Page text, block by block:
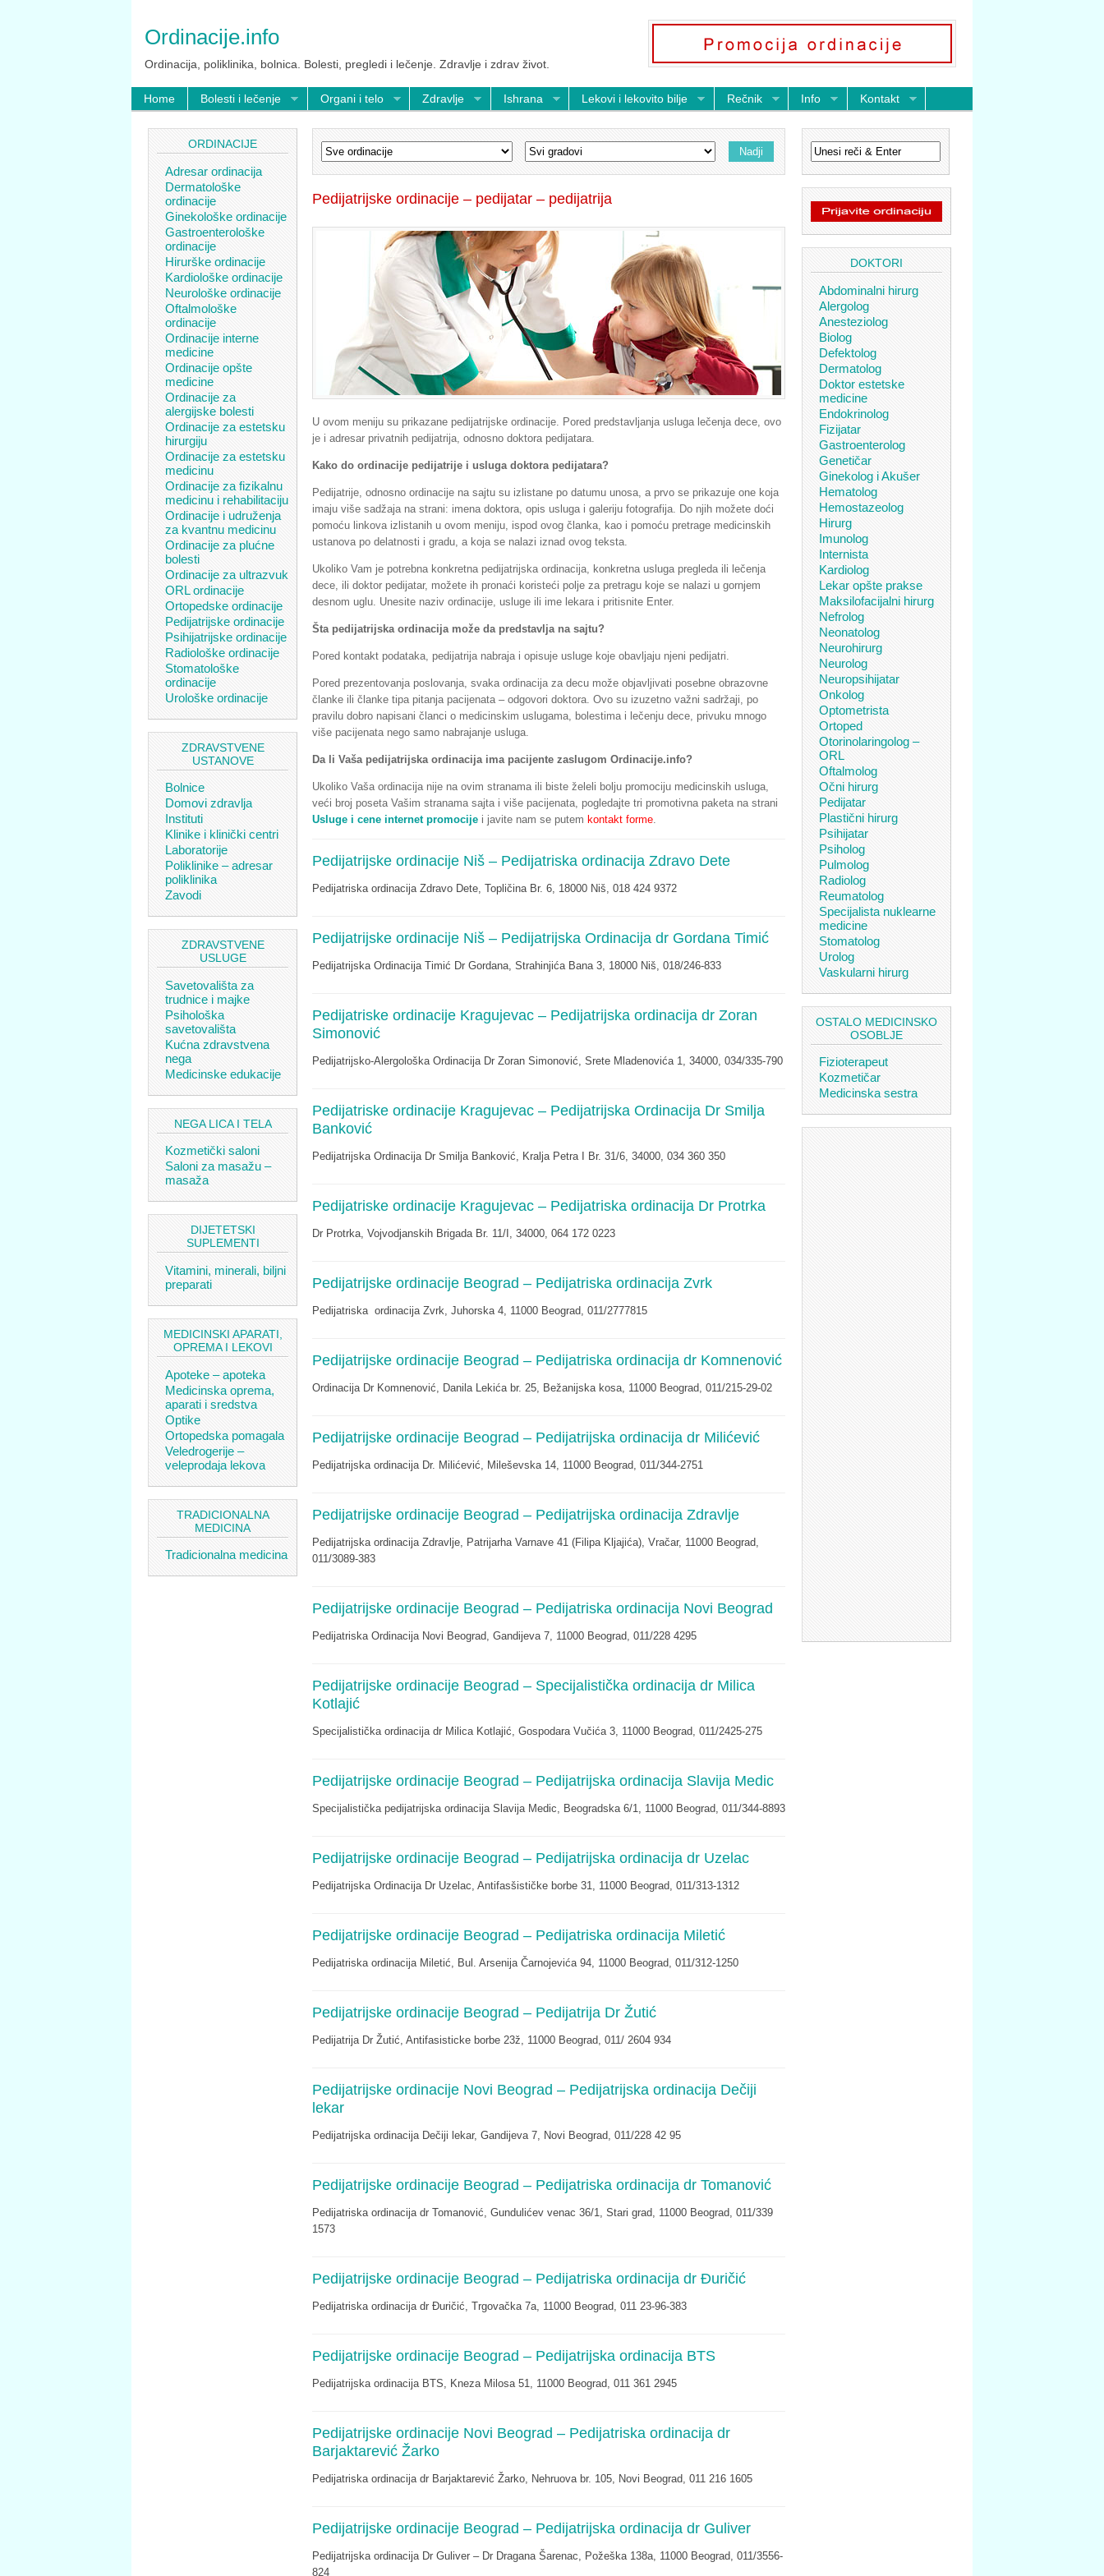
Ordinacije.info
Ordinacija, poliklinika, bolnica. Bolesti, pregledi i lečenje. Zdravlje i zdrav život.
Home Bolesti i lečenje Organi i telo Zdravlje Ishrana Lekovi i lekovito bilje Rečnik Info Kontakt
ORDINACIJE
Adresar ordinacija
Dermatološke
ordinacije
Ginekološke ordinacije
Gastroenterološke
ordinacije
Hirurške ordinacije
Kardiološke ordinacije
Neurološke ordinacije
Oftalmološke
ordinacije
Ordinacije interne
medicine
Ordinacije opšte
medicine
Ordinacije za
alergijske bolesti
Ordinacije za estetsku
hirurgiju
Ordinacije za estetsku
medicinu
Ordinacije za fizikalnu
medicinu i rehabilitaciju
Ordinacije i udruženja
za kvantnu medicinu
Ordinacije za plućne
bolesti
Ordinacije za ultrazvuk
ORL ordinacije
Ortopedske ordinacije
Pedijatrijske ordinacije
Psihijatrijske ordinacije
Radiološke ordinacije
Stomatološke
ordinacije
Urološke ordinacije
ZDRAVSTVENE
USTANOVE
Bolnice
Domovi zdravlja
Instituti
Klinike i klinički centri
Laboratorije
Poliklinike – adresar
poliklinika
Zavodi
ZDRAVSTVENE
USLUGE
Savetovališta za
trudnice i majke
Psihološka
savetovališta
Kućna zdravstvena
nega
Medicinske edukacije
NEGA LICA I TELA
Kozmetički saloni
Saloni za masažu –
masaža
DIJETETSKI
SUPLEMENTI
Vitamini, minerali, biljni
preparati
MEDICINSKI APARATI,
OPREMA I LEKOVI
Apoteke – apoteka
Medicinska oprema,
aparati i sredstva
Optike
Ortopedska pomagala
Veledrogerije –
veleprodaja lekova
TRADICIONALNA
MEDICINA
Tradicionalna medicina
Pedijatrijske ordinacije – pedijatar – pedijatrija
U ovom meniju su prikazane pedijatrijske ordinacije. Pored predstavljanja usluga lečenja dece, ovo
je i adresar privatnih pedijatrija, odnosno doktora pedijatara.
Kako do ordinacije pedijatrije i usluga doktora pedijatara?
Pedijatrije, odnosno ordinacije na sajtu su izlistane po datumu unosa, a prvo se prikazuje one koja
imaju više sadžaja na strani: imena doktora, opis usluga i galeriju fotografija. Do njih možete doći
pomoću linkova izlistanih u ovom meniju, ispod ovog članka, kao i pomoću pretrage medicinskih
ustanova po delatnosti i gradu, a koja se nalazi iznad ovog teksta.
Ukoliko Vam je potrebna konkretna pedijatrijska ordinacija, konkretna usluga pregleda ili lečenja
dece, ili doktor pedijatar, možete ih pronaći koristeći polje za pretragu koje se nalazi u gornjem
desnom uglu. Unesite naziv ordinacije, usluge ili ime lekara i pritisnite Enter.
Šta pedijatrijska ordinacija može da predstavlja na sajtu?
Pored kontakt podataka, pedijatrija nabraja i opisuje usluge koje obavljaju njeni pedijatri.
Pored prezentovanja poslovanja, svaka ordinacija za decu može objavljivati posebne obrazovne
članke ili članke tipa pitanja pacijenata – odgovori doktora. Ovo su izuzetno važni sadržaji, po
pravilu dobro napisani članci o medicinskim uslugama, bolestima i lečenju dece, privuku mnogo
više pacijenata nego samo nabrajanje usluga.
Da li Vaša pedijatrijska ordinacija ima pacijente zaslugom Ordinacije.info?
Ukoliko Vaša ordinacija nije na ovim stranama ili biste želeli bolju promociju medicinskih usluga,
veći broj poseta Vašim stranama sajta i više pacijenata, pogledajte tri promotivna paketa na strani
Usluge i cene internet promocije i javite nam se putem kontakt forme.
Pedijatrijske ordinacije Niš – Pedijatriska ordinacija Zdravo Dete
Pedijatriska ordinacija Zdravo Dete, Topličina Br. 6, 18000 Niš, 018 424 9372
Pedijatrijske ordinacije Niš – Pedijatrijska Ordinacija dr Gordana Timić
Pedijatrijska Ordinacija Timić Dr Gordana, Strahinjića Bana 3, 18000 Niš, 018/246-833
Pedijatriske ordinacije Kragujevac – Pedijatrijska ordinacija dr Zoran
Simonović
Pedijatrijsko-Alergološka Ordinacija Dr Zoran Simonović, Srete Mladenovića 1, 34000, 034/335-790
Pedijatriske ordinacije Kragujevac – Pedijatrijska Ordinacija Dr Smilja
Banković
Pedijatrijska Ordinacija Dr Smilja Banković, Kralja Petra I Br. 31/6, 34000, 034 360 350
Pedijatriske ordinacije Kragujevac – Pedijatriska ordinacija Dr Protrka
Dr Protrka, Vojvodjanskih Brigada Br. 11/I, 34000, 064 172 0223
Pedijatrijske ordinacije Beograd – Pedijatriska ordinacija Zvrk
Pedijatriska ordinacija Zvrk, Juhorska 4, 11000 Beograd, 011/2777815
Pedijatrijske ordinacije Beograd – Pedijatriska ordinacija dr Komnenović
Ordinacija Dr Komnenović, Danila Lekića br. 25, Bežanijska kosa, 11000 Beograd, 011/215-29-02
Pedijatrijske ordinacije Beograd – Pedijatrijska ordinacija dr Milićević
Pedijatrijska ordinacija Dr. Milićević, Mileševska 14, 11000 Beograd, 011/344-2751
Pedijatrijske ordinacije Beograd – Pedijatrijska ordinacija Zdravlje
Pedijatrijska ordinacija Zdravlje, Patrijarha Varnave 41 (Filipa Kljajića), Vračar, 11000 Beograd,
011/3089-383
Pedijatrijske ordinacije Beograd – Pedijatriska ordinacija Novi Beograd
Pedijatriska Ordinacija Novi Beograd, Gandijeva 7, 11000 Beograd, 011/228 4295
Pedijatrijske ordinacije Beograd – Specijalistička ordinacija dr Milica
Kotlajić
Specijalistička ordinacija dr Milica Kotlajić, Gospodara Vučića 3, 11000 Beograd, 011/2425-275
Pedijatrijske ordinacije Beograd – Pedijatrijska ordinacija Slavija Medic
Specijalistička pedijatrijska ordinacija Slavija Medic, Beogradska 6/1, 11000 Beograd, 011/344-8893
Pedijatrijske ordinacije Beograd – Pedijatrijska ordinacija dr Uzelac
Pedijatrijska Ordinacija Dr Uzelac, Antifasšističke borbe 31, 11000 Beograd, 011/313-1312
Pedijatrijske ordinacije Beograd – Pedijatriska ordinacija Miletić
Pedijatriska ordinacija Miletić, Bul. Arsenija Čarnojevića 94, 11000 Beograd, 011/312-1250
Pedijatrijske ordinacije Beograd – Pedijatrija Dr Žutić
Pedijatrija Dr Žutić, Antifasisticke borbe 23ž, 11000 Beograd, 011/ 2604 934
Pedijatrijske ordinacije Novi Beograd – Pedijatrijska ordinacija Dečiji
lekar
Pedijatrijska ordinacija Dečiji lekar, Gandijeva 7, Novi Beograd, 011/228 42 95
Pedijatrijske ordinacije Beograd – Pedijatriska ordinacija dr Tomanović
Pedijatriska ordinacija dr Tomanović, Gundulićev venac 36/1, Stari grad, 11000 Beograd, 011/339
1573
Pedijatrijske ordinacije Beograd – Pedijatriska ordinacija dr Đuričić
Pedijatriska ordinacija dr Đuričić, Trgovačka 7a, 11000 Beograd, 011 23-96-383
Pedijatrijske ordinacije Beograd – Pedijatrijska ordinacija BTS
Pedijatrijska ordinacija BTS, Kneza Milosa 51, 11000 Beograd, 011 361 2945
Pedijatrijske ordinacije Novi Beograd – Pedijatriska ordinacija dr
Barjaktarević Žarko
Pedijatriska ordinacija dr Barjaktarević Žarko, Nehruova br. 105, Novi Beograd, 011 216 1605
Pedijatrijske ordinacije Beograd – Pedijatrijska ordinacija dr Guliver
Pedijatrijska ordinacija Dr Guliver – Dr Dragana Šarenac, Požeška 138a, 11000 Beograd, 011/3556-
824
DOKTORI
Abdominalni hirurg
Alergolog
Anesteziolog
Biolog
Defektolog
Dermatolog
Doktor estetske
medicine
Endokrinolog
Fizijatar
Gastroenterolog
Genetičar
Ginekolog i Akušer
Hematolog
Hemostazeolog
Hirurg
Imunolog
Internista
Kardiolog
Lekar opšte prakse
Maksilofacijalni hirurg
Nefrolog
Neonatolog
Neurohirurg
Neurolog
Neuropsihijatar
Onkolog
Optometrista
Ortoped
Otorinolaringolog –
ORL
Oftalmolog
Očni hirurg
Pedijatar
Plastični hirurg
Psihijatar
Psiholog
Pulmolog
Radiolog
Reumatolog
Specijalista nuklearne
medicine
Stomatolog
Urolog
Vaskularni hirurg
OSTALO MEDICINSKO
OSOBLJE
Fizioterapeut
Kozmetičar
Medicinska sestra